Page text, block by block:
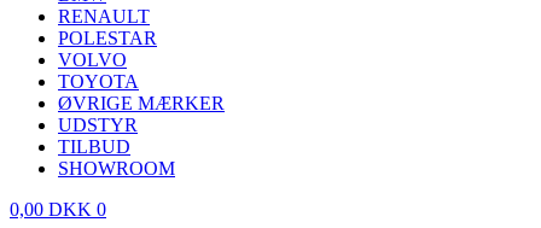
RENAULT
POLESTAR
VOLVO
TOYOTA
ØVRIGE MÆRKER
UDSTYR
TILBUD
SHOWROOM
0,00 DKK 0